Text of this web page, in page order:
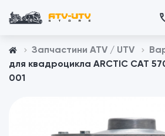
Запчастини ATV / UTV
для квадроцикла ARCTIC CAT
001